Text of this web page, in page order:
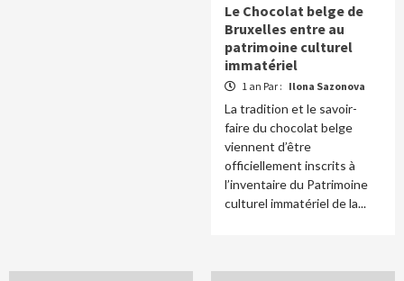
Le Chocolat belge de
Bruxelles entre au
patrimoine culturel
immatériel
1 an Par : Ilona Sazonova
La tradition et le savoir-
faire du chocolat belge
viennent d’être
officiellement inscrits à
l’inventaire du Patrimoine
culturel immatériel de la...